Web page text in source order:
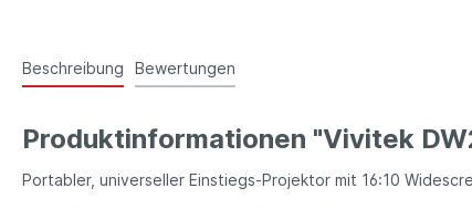
Beschreibung Bewertungen
Produktinformationen "Vivitek
Portabler, universeller Einstiegs-Projektor mit 16:10